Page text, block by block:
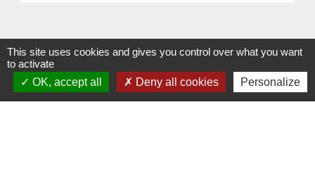
This site uses cookies and gives you control over what you want
to activate
OK, accept all
Deny all cookies Personalize